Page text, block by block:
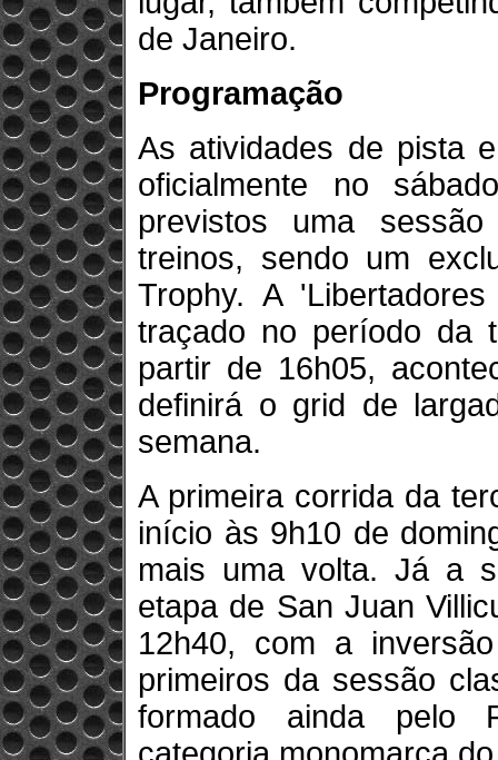
de Janeiro.
Programação
As atividades de pista
oficialmente no
previstos uma
treinos, sendo um
Trophy. A
traçado no período da
partir de 16h05,
definirá o grid de
semana.
A primeira corrida da
início às 9h10 de
mais uma volta. Já a
etapa de San Juan
12h40, com a
primeiros da sessão
formado ainda pelo